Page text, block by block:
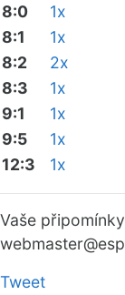
8:0
1x
8:1
1x
8:2
2x
8:3
1x
9:1
1x
9:5
1x
12:3
1x
Vaše
webmaster
Tweet